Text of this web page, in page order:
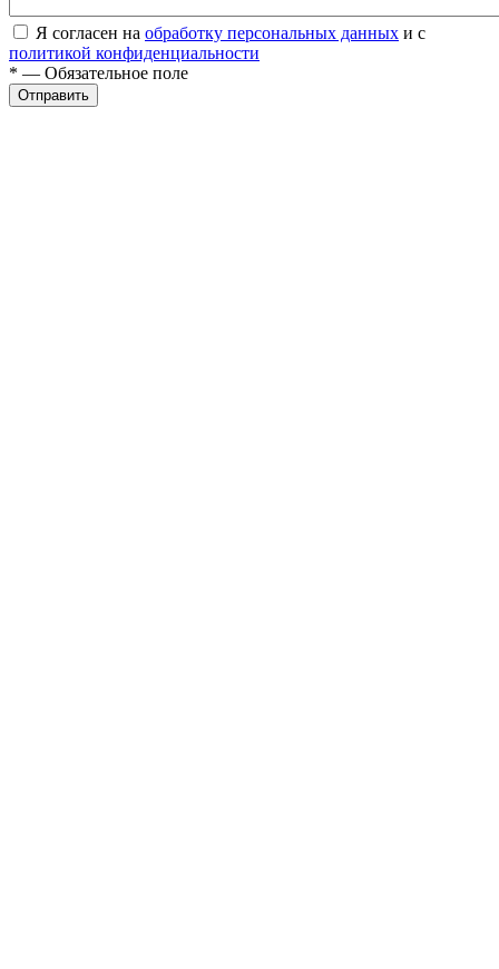
Я согласен на обработку персональных данных и с
политикой конфиденциальности
* — Обязательное поле
Отправить